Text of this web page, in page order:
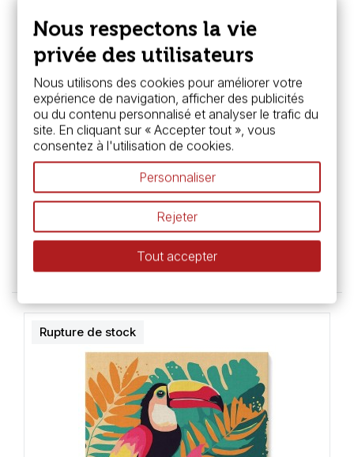
Caran d'Ache
Valise de voyage Swisscolor - Caran
Rupture de stock
Nous respectons la vie
privée des utilisateurs
Nous utilisons des cookies pour améliorer votre
expérience de navigation, afficher des publicités
ou du contenu personnalisé et analyser le trafic du
site. En cliquant sur « Accepter tout », vous
consentez à l'utilisation de cookies.
Personnaliser
Rejeter
Tout accepter